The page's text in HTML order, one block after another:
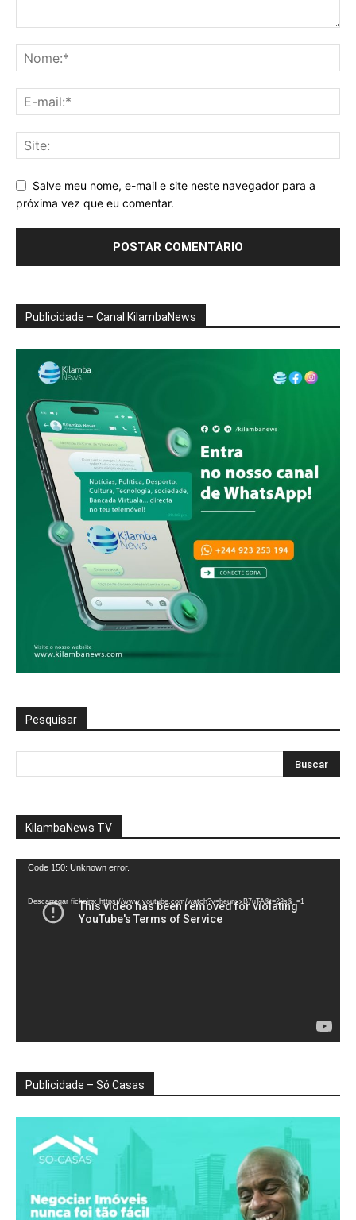
Salve meu nome, e-mail e site neste navegador para a
próxima vez que eu comentar.
Publicidade – Canal KilambaNews
Pesquisar
KilambaNews TV
Reprodutor
vídeo
Code 150: Unknown error.
Descarregar ficheiro: https://www.youtube.com/watch?v=heunxxB7uTA&t=22s&_=1
Publicidade – Só Casas